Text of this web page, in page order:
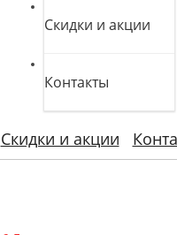
Скидки и акции
Контакты
Скидки и акции